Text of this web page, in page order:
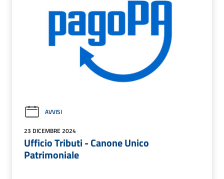
AVVISI
23 DICEMBRE 2024
Ufficio Tributi - Canone Unico
Patrimoniale